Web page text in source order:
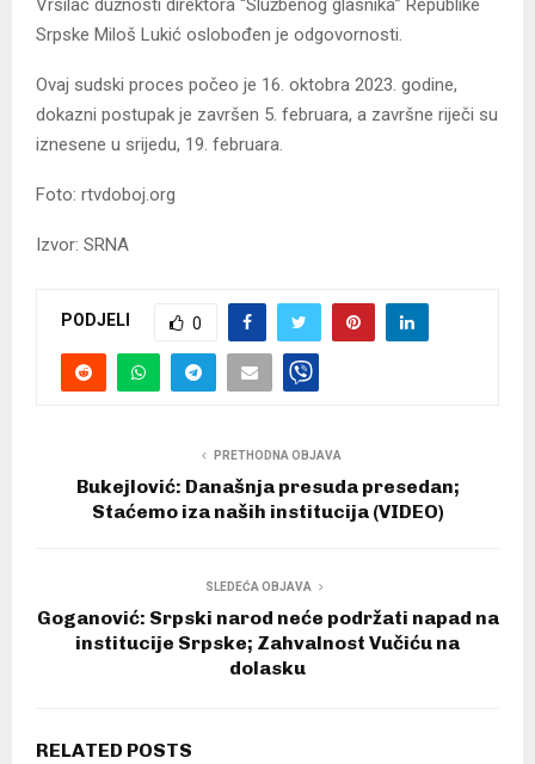
Vršilac dužnosti direktora “Službenog glasnika” Republike
Srpske Miloš Lukić oslobođen je odgovornosti.
Ovaj sudski proces počeo je 16. oktobra 2023. godine,
dokazni postupak je završen 5. februara, a završne riječi su
iznesene u srijedu, 19. februara.
Foto: rtvdoboj.org
Izvor: SRNA
PODJELI 0
PRETHODNA OBJAVA
Bukejlović: Današnja presuda presedan;
Staćemo iza naših institucija (VIDEO)
SLEDEĆA OBJAVA
Goganović: Srpski narod neće podržati napad na
institucije Srpske; Zahvalnost Vučiću na
dolasku
RELATED POSTS